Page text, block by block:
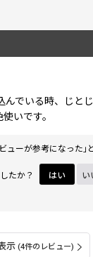
んでいる時、じと
いです。
ューが参考になった｣
たか？ はい い
示 (4件のレビュー)